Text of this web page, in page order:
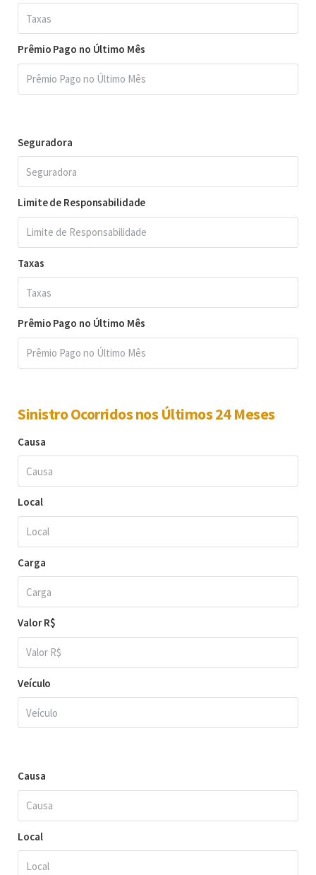
Prêmio Pago no Último Mês
Seguradora
Limite de Responsabilidade
Taxas
Prêmio Pago no Último Mês
Sinistro Ocorridos nos Últimos 24 Meses
Causa
Local
Carga
Valor R$
Veículo
Causa
Local